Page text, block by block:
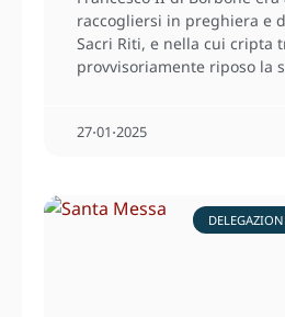
raccogliersi in preghiera e
Sacri Riti, e nella cui cripta
provvisoriamente riposo la
27⋅01⋅2025